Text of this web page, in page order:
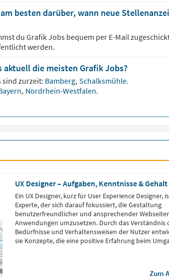
besten darüber, wann neue
du GrafikJobs bequem per E-Mail
werden.
aktuell die meisten Grafik Jobs?
sind zurzeit: Bamberg, Schalksmühle.
, Nordrhein-Westfalen.
UX Designer – Aufgaben, Kenntnisse & Gehalt
Ein UX Designer, kurz für User Experience Designer,
Experte, der sich darauf fokussiert, die Gestaltung
benutzerfreundlicher und ansprechender
Anwendungen umzusetzen. Durch das Verständnis
Bedürfnisse und Verhaltensweisen der Nutzer
sie Konzepte, die eine positive Erfahrung beim
Zum